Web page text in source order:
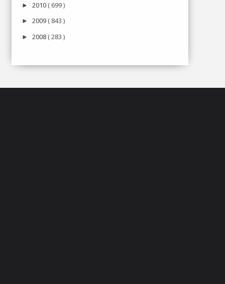
► 2010 ( 699 )
► 2009 ( 843 )
► 2008 ( 283 )